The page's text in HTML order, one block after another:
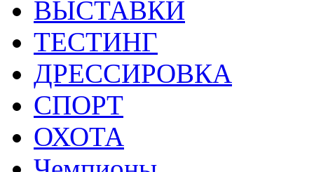
ВЫСТАВКИ
ТЕСТИНГ
ДРЕССИРОВКА
СПОРТ
ОХОТА